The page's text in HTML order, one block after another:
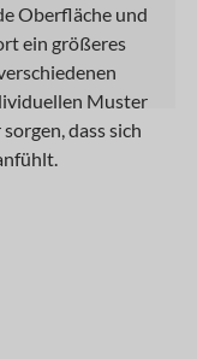
Oberfläche und
ein größeres
Muster
dass sich